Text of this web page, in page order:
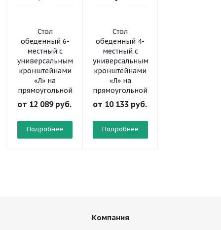
Стол
обеденный 6-
местный с
универсальными
кронштейнами
«Л» на
прямоугольной
трубе
от 12 089 руб.
Подробнее
Стол
обеденный 4-
местный с
универсальными
кронштейнами
«Л» на
прямоугольной
трубе
от 10 133 руб.
Подробнее
Компания